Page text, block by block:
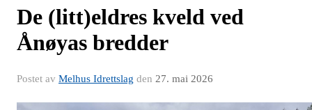
De (litt)eldres kveld ved
Ånøyas bredder
Postet av Melhus Idrettslag den 27. mai 2026